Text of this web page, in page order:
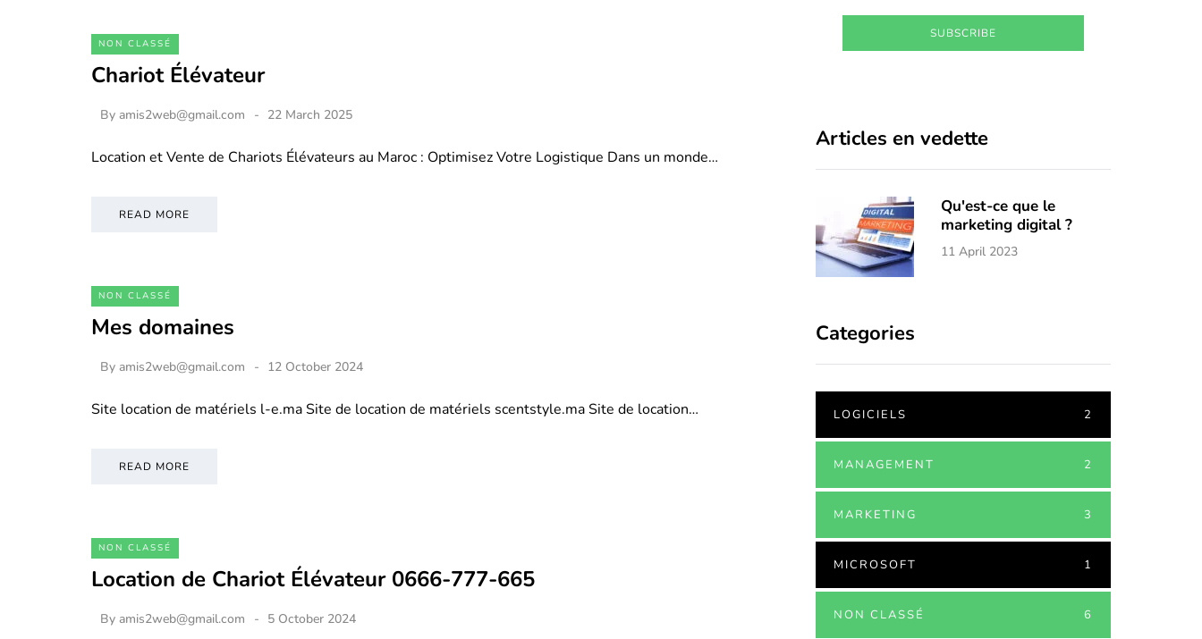
NON CLASSÉ
Chariot Élévateur
By amis2web@gmail.com 22 March 2025
Location et Vente de Chariots Élévateurs au Maroc : Optimisez Votre Logistique Dans un monde…
READ MORE
NON CLASSÉ
Mes domaines
By amis2web@gmail.com 12 October 2024
Site location de matériels l-e.ma Site de location de matériels scentstyle.ma Site de location…
READ MORE
NON CLASSÉ
Location de Chariot Élévateur 0666-777-665
By amis2web@gmail.com 5 October 2024
SUBSCRIBE
Articles en vedette
Qu'est-ce que le
marketing digital ?
11 April 2023
Categories
LOGICIELS 2
MANAGEMENT 2
MARKETING 3
MICROSOFT 1
NON CLASSÉ 6